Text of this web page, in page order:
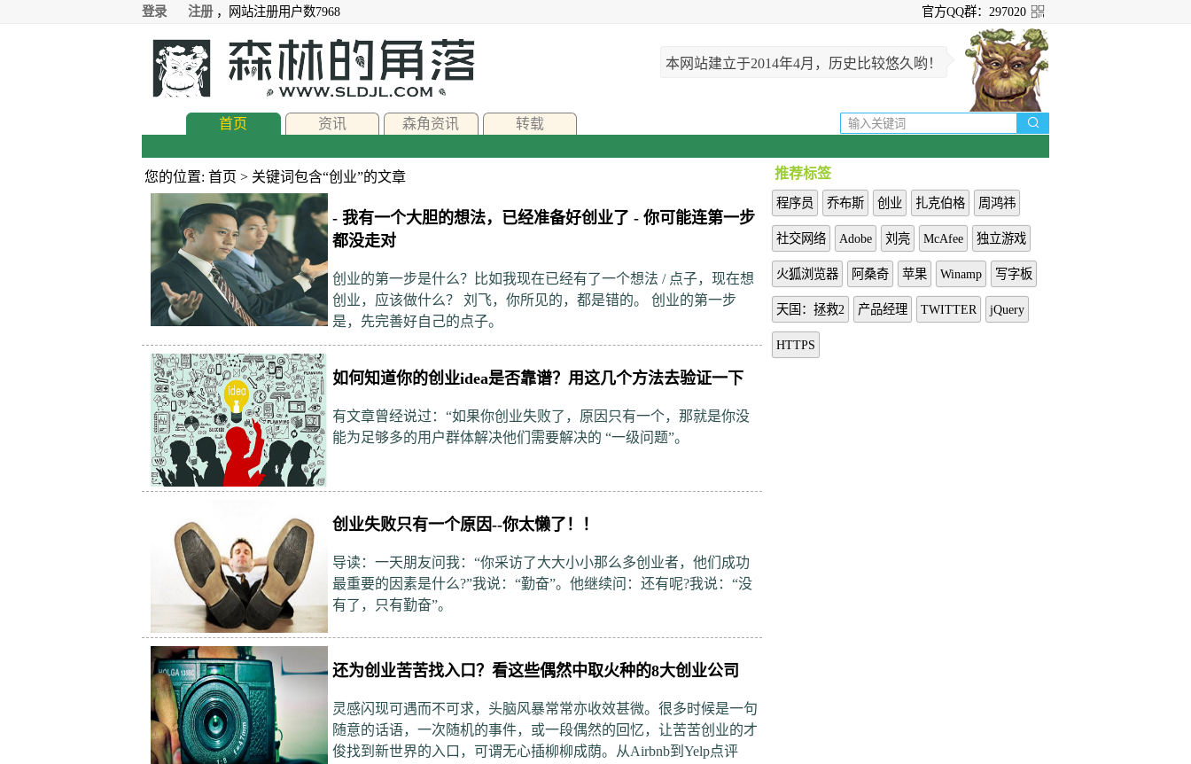
登录 注册，网站注册用户数7968 官方QQ群：297020
本网站建立于2014年4月，历史比较悠久哟！

首页 资讯 森角资讯 转载
您的位置: 首页 > 关键词包含“创业”的文章
- 我有一个大胆的想法，已经准备好创业了 - 你可能连第一步
都没走对
创业的第一步是什么？比如我现在已经有了一个想法 / 点子，现在想
创业，应该做什么？ 刘飞，你所见的，都是错的。 创业的第一步
是，先完善好自己的点子。
如何知道你的创业idea是否靠谱？用这几个方法去验证一下
有文章曾经说过：“如果你创业失败了，原因只有一个，那就是你没
能为足够多的用户群体解决他们需要解决的 “一级问题”。
创业失败只有一个原因--你太懒了！！
导读：一天朋友问我：“你采访了大大小小那么多创业者，他们成功
最重要的因素是什么?”我说：“勤奋”。他继续问：还有呢?我说：“没
有了，只有勤奋”。
还为创业苦苦找入口？看这些偶然中取火种的8大创业公司
灵感闪现可遇而不可求，头脑风暴常常亦收效甚微。很多时候是一句
随意的话语，一次随机的事件，或一段偶然的回忆，让苦苦创业的才
俊找到新世界的入口，可谓无心插柳柳成荫。从Airbnb到Yelp点评
推荐标签
程序员 乔布斯 创业 扎克伯格 周鸿祎
社交网络 Adobe 刘亮 McAfee 独立游戏
火狐浏览器 阿桑奇 苹果 Winamp 写字板
天国：拯救2 产品经理 TWITTER jQuery
HTTPS